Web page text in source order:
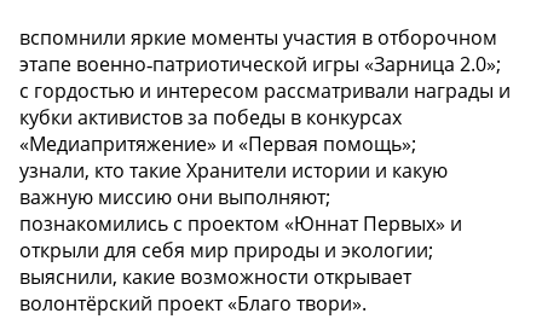
вспомнили яркие моменты участия в отборочном
этапе военно‑патриотической игры «Зарница 2.0»;
с гордостью и интересом рассматривали награды и
кубки активистов за победы в конкурсах
«Медиапритяжение» и «Первая помощь»;
узнали, кто такие Хранители истории и какую
важную миссию они выполняют;
познакомились с проектом «Юннат Первых» и
открыли для себя мир природы и экологии;
выяснили, какие возможности открывает
волонтёрский проект «Благо твори».